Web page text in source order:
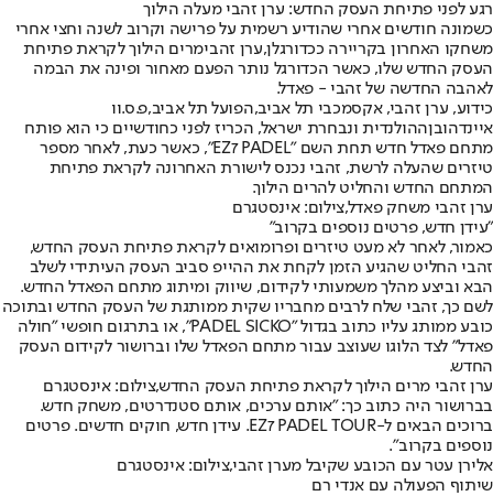
רגע לפני פתיחת העסק החדש: ערן זהבי מעלה הילוך
כשמונה חודשים אחרי שהודיע רשמית על פרישה וקרוב לשנה וחצי אחרי
משחקו האחרון בקריירה ככדורגלן,ערן זהבימרים הילוך לקראת פתיחת
העסק החדש שלו, כאשר הכדורגל נותר הפעם מאחור ופינה את הבמה
לאהבה החדשה של זהבי - פאדל.
כידוע, ערן זהבי, אקסמכבי תל אביב,הפועל תל אביב,פ.ס.וו
איינדהובןההולנדית ונבחרת ישראל, הכריז לפני כחודשיים כי הוא פותח
מתחם פאדל חדש תחת השם "EZ7 PADEL", כאשר כעת, לאחר מספר
טיזרים שהעלה לרשת, זהבי נכנס לישורת האחרונה לקראת פתיחת
המתחם החדש והחליט להרים הילוך.
ערן זהבי משחק פאדל,צילום: אינסטגרם
"עידן חדש, פרטים נוספים בקרוב"
כאמור, לאחר לא מעט טיזרים ופרומואים לקראת פתיחת העסק החדש,
זהבי החליט שהגיע הזמן לקחת את ההייפ סביב העסק העיתידי לשלב
הבא וביצע מהלך משמעותי לקידום, שיווק ומיתוג מתחם הפאדל החדש.
לשם כך, זהבי שלח לרבים מחבריו שקית ממותגת של העסק החדש ובתוכה
כובע ממותג עליו כתוב בגדול "PADEL SICKO", או בתרגום חופשי "חולה
פאדל" לצד הלוגו שעוצב עבור מתחם הפאדל שלו וברושור לקידום העסק
החדש.
ערן זהבי מרים הילוך לקראת פתיחת העסק החדש,צילום: אינסטגרם
בברושור היה כתוב כך: "אותם ערכים, אותם סטנדרטים, משחק חדש.
ברוכים הבאים ל-EZ7 PADEL TOUR. עידן חדש, חוקים חדשים. פרטים
נוספים בקרוב".
אלירן עטר עם הכובע שקיבל מערן זהבי,צילום: אינסטגרם
שיתוף הפעולה עם אנדי רם